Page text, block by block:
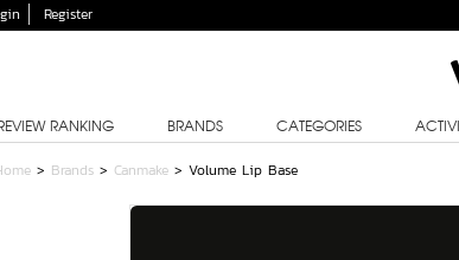
Register
REVIEW RANKING BRANDS CATEGORIES
> Brands > Canmake > Volume Lip Base